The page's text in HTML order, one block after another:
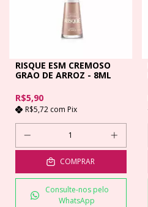
RISQUE ESM CREMOSO
GRAO DE ARROZ - 8ML
R$5,90
R$5,72 com Pix
COMPRAR
Consulte-nos pelo
WhatsApp